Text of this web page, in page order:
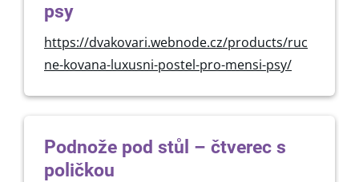
psy
https://dvakovari.webnode.cz/products/ruc
ne-kovana-luxusni-postel-pro-mensi-psy/
Podnože pod stůl – čtverec s
poličkou